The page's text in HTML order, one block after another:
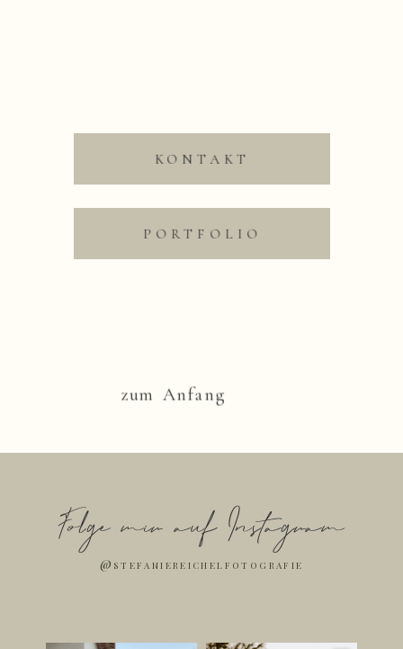
Save my name, email,
I comment.
KONTAKT
PORTFOLIO
zum Anfang
Folge mir auf Instagram
@stefaniereichelfotografie